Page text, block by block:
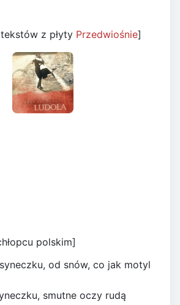
z płyty Przedwiośnie]
polskim]
od snów, co jak motyl
smutne oczy rudą